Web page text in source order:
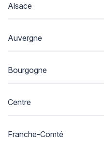
Alsace
Auvergne
Bourgogne
Centre
Franche-Comté